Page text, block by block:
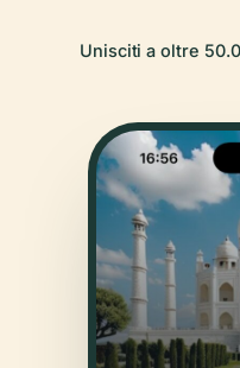
Unisciti a oltre